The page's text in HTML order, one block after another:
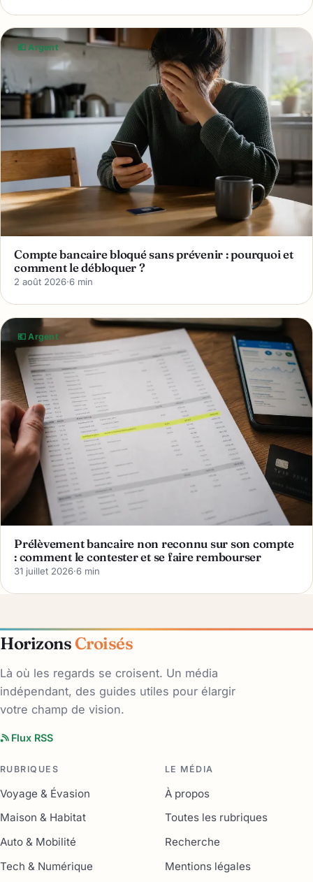
💶 Argent
Compte bancaire bloqué sans prévenir : pourquoi et
comment le débloquer ?
2 août 2026·6 min
💶 Argent
Prélèvement bancaire non reconnu sur son compte
: comment le contester et se faire rembourser
31 juillet 2026·6 min
Horizons Croisés
Là où les regards se croisent. Un média
indépendant, des guides utiles pour élargir
votre champ de vision.
Flux RSS
RUBRIQUES
Voyage & Évasion
Maison & Habitat
Auto & Mobilité
Tech & Numérique
LE MÉDIA
À propos
Toutes les rubriques
Recherche
Mentions légales